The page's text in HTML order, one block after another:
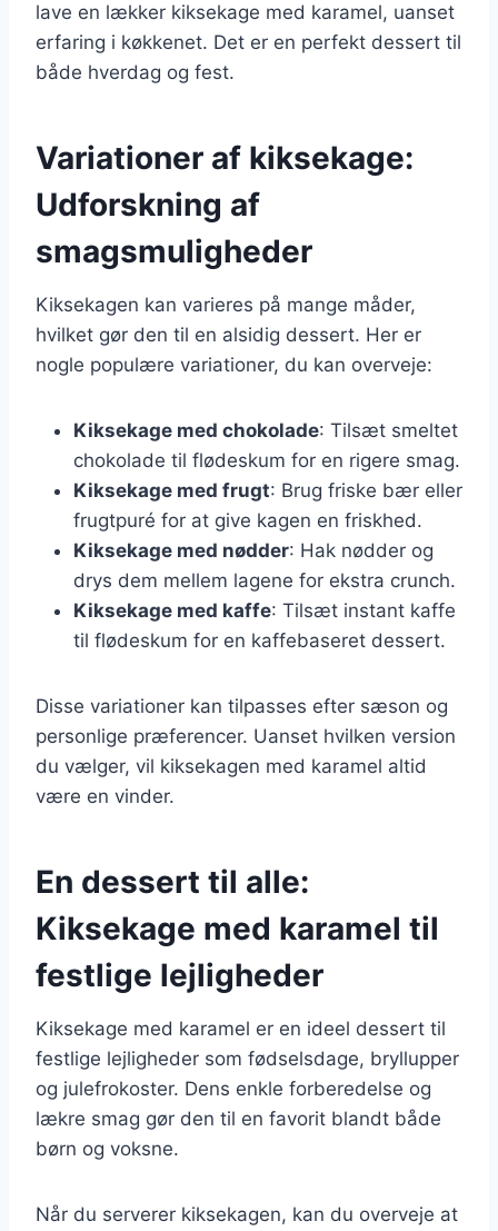
lave en lækker kiksekage med karamel, uanset
erfaring i køkkenet. Det er en perfekt dessert til
både hverdag og fest.
Variationer af kiksekage:
Udforskning af
smagsmuligheder
Kiksekagen kan varieres på mange måder,
hvilket gør den til en alsidig dessert. Her er
nogle populære variationer, du kan overveje:
Kiksekage med chokolade: Tilsæt smeltet
chokolade til flødeskum for en rigere smag.
Kiksekage med frugt: Brug friske bær eller
frugtpuré for at give kagen en friskhed.
Kiksekage med nødder: Hak nødder og
drys dem mellem lagene for ekstra crunch.
Kiksekage med kaffe: Tilsæt instant kaffe
til flødeskum for en kaffebaseret dessert.
Disse variationer kan tilpasses efter sæson og
personlige præferencer. Uanset hvilken version
du vælger, vil kiksekagen med karamel altid
være en vinder.
En dessert til alle:
Kiksekage med karamel til
festlige lejligheder
Kiksekage med karamel er en ideel dessert til
festlige lejligheder som fødselsdage, bryllupper
og julefrokoster. Dens enkle forberedelse og
lækre smag gør den til en favorit blandt både
børn og voksne.
Når du serverer kiksekagen, kan du overveje at